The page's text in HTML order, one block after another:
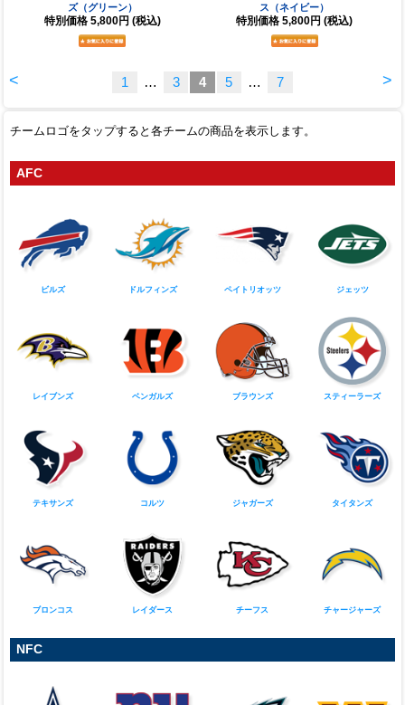
ク）
ンツ（ブルー）
ニューエラ NFL キャップ
9TWENTY コアクラシック ペイトリ
オッツ（ネイビー）
ニューエラ NFL キャップ
9TWENTY コアクラシック レイダー
ス（ブラック）
9TWENTY コアクラシック パッカー
特別価格 5,800円 (税込)
9TWENTY コアクラシック ブロンコ
特別価格 5,800円 (税込)